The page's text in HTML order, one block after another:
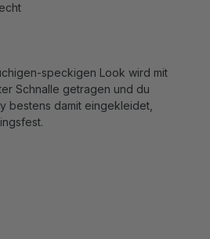
speckigen Look wird mit
Schnalle getragen und du
bestens damit eingekleidet,